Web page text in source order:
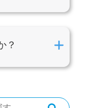
？